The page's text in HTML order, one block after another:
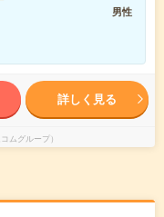
男性
詳しく見る
ムグループ）